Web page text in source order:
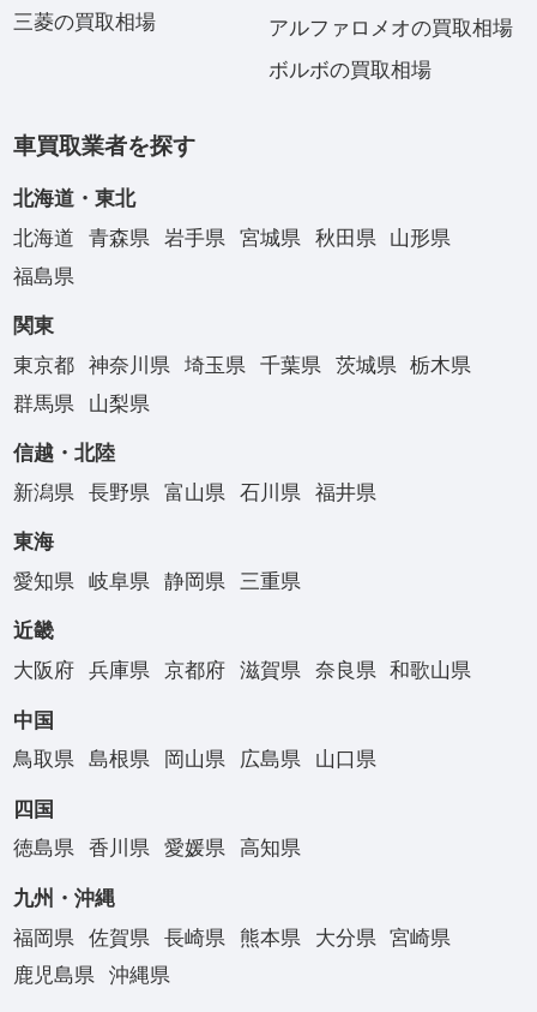
三菱の買取相場
アルファロメオの買取相場
ボルボの買取相場
車買取業者を探す
北海道・東北
北海道
青森県 岩手県 宮城県 秋田県
山形県
福島県
関東
東京都
神奈川県 埼玉県 千葉県 茨城県
栃木県
群馬県
山梨県
信越・北陸
新潟県
長野県 富山県 石川県 福井県
東海
愛知県
岐阜県 静岡県 三重県
近畿
大阪府
兵庫県 京都府 滋賀県 奈良県 和歌山県
中国
鳥取県
島根県 岡山県 広島県 山口県
四国
徳島県
香川県 愛媛県 高知県
九州・沖縄
福岡県
佐賀県 長崎県 熊本県 大分県
宮崎県
鹿児島県
沖縄県